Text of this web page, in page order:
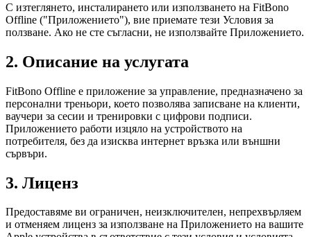
С изтеглянето, инсталирането или използването на FitBono
Offline ("Приложението"), вие приемате тези Условия за
ползване. Ако не сте съгласни, не използвайте Приложението.
2. Описание на услугата
FitBono Offline е приложение за управление, предназначено за
персонални треньори, което позволява записване на клиенти,
ваучери за сесии и тренировки с цифрови подписи.
Приложението работи изцяло на устройството на
потребителя, без да изисква интернет връзка или външни
сървъри.
3. Лиценз
Предоставяме ви ограничен, неизключителен, непрехвърляем
и отменяем лиценз за използване на Приложението на вашите